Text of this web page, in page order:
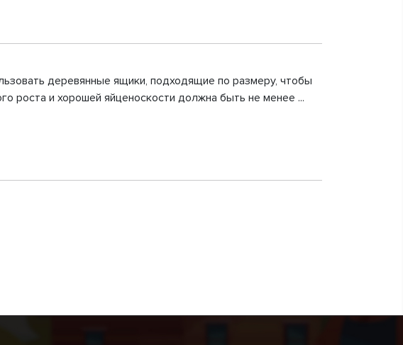
деревянные ящики, подходящие по размеру, чтобы
роста и хорошей яйценоскости должна быть не менее ...